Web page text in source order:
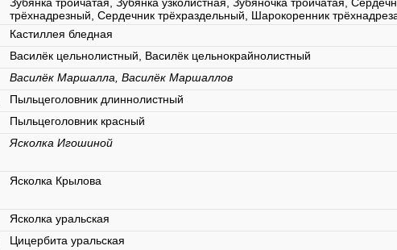
трёхнадрезный, Сердечник трёхраздельный, Шарокоренник
Кастиллея бледная
Василёк цельнолистный, Василёк цельнокрайнолистный
Василёк Маршалла, Василёк Маршаллов
Пыльцеголовник длиннолистный
Пыльцеголовник красный
Ясколка Игошиной
Ясколка Крылова
Ясколка уральская
Цицербита уральская